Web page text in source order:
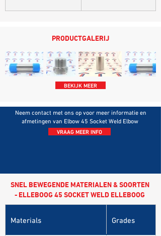
PRODUCTGALERIJ
BEKIJK MEER
Neem contact met ons op voor meer informatie en
afmetingen van Elbow 45 Socket Weld Elbow
VRAAG MEER INFO
SNEL BEWEGENDE MATERIALEN & SOORTEN
- ELLEBOOG 45 SOCKET WELD ELLEBOOG
Materials Grades